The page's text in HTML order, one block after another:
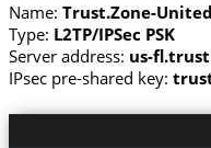
Name: Trust.Zone-
Type: L2TP/IPSec PSK
Server address: us-
IPsec pre-shared key: